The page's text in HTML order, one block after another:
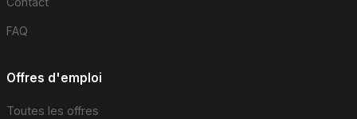
FAQ
Offres d'emploi
Toutes les offres